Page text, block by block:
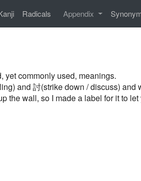
Radicals Appendix
yet commonly used, meanings.
and 討(strike down / discuss)
the wall, so I made a label for it to